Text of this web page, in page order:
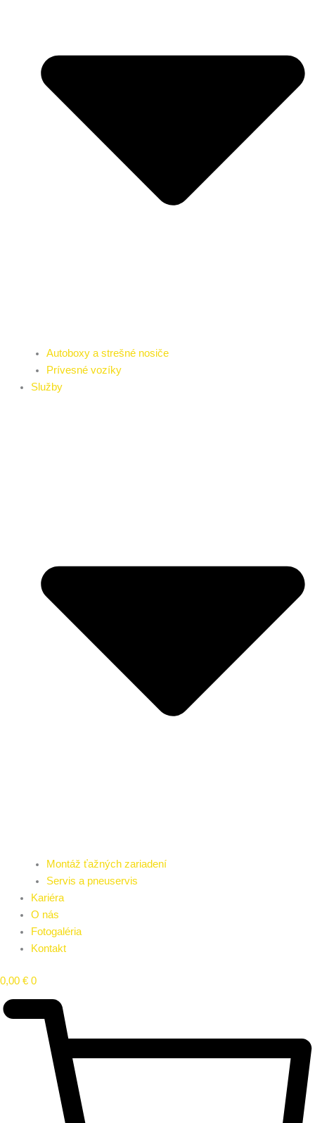
Autoboxy a strešné nosiče
Prívesné vozíky
Služby
Montáž ťažných zariadení
Servis a pneuservis
Kariéra
O nás
Fotogaléria
Kontakt
0,00 € 0